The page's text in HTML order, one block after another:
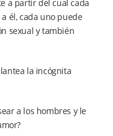
a partir del cual cada
él, cada uno puede
sexual y también
la incógnita
a los hombres y le